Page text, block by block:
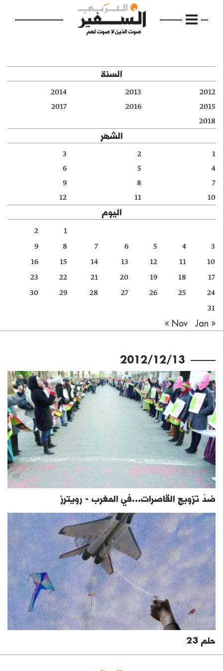
الرئيسية
مواضيع
دفاتر
الأرشيف
السنة
2012
2013
2014
2015
2016
2017
2018
الشهر
1
2
3
4
5
6
7
8
9
10
11
12
اليوم
1
2
3
4
5
6
7
8
9
10
11
12
13
14
15
16
17
18
19
20
21
22
23
24
25
26
27
28
29
30
31
« Nov
Jan »
2012/12/13
ضدّ تزويج القاصرات...في المغرب - رويترز
حلم 23